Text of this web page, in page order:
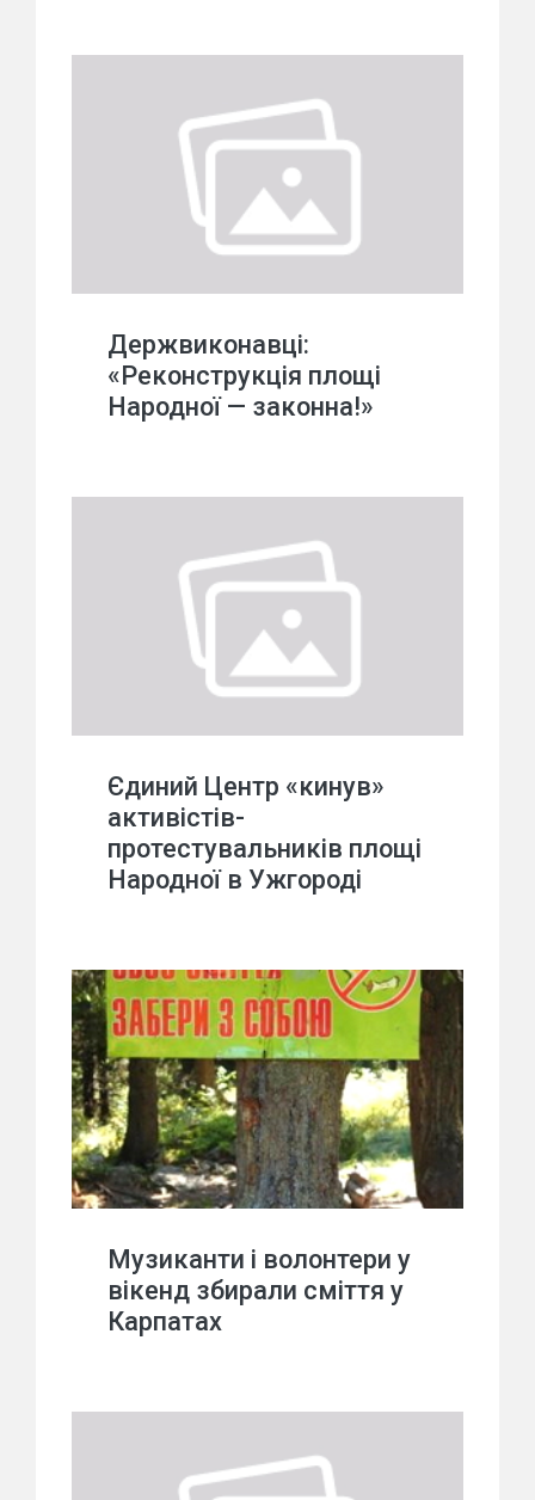
Держвиконавці:
«Реконструкція площі
Народної — законна!»
Єдиний Центр «кинув»
активістів-
протестувальників площі
Народної в Ужгороді
Музиканти і волонтери у
вікенд збирали сміття у
Карпатах